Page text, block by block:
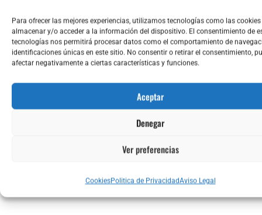
Para ofrecer las mejores experiencias, utilizamos tecnologías como las
almacenar y/o acceder a la información del dispositivo. El consentimiento de
tecnologías nos permitirá procesar datos como el comportamiento de
identificaciones únicas en este sitio. No consentir o retirar el consentimiento,
afectar negativamente a ciertas características y funciones.
Aceptar
Denegar
Ver preferencias
CookiesPolitica de PrivacidadAviso Legal
PREGUNTA ...
cuando estás bien, sino aprender a escuchar
tu cuerpo cuando enfermas.
también forma parte del progreso.